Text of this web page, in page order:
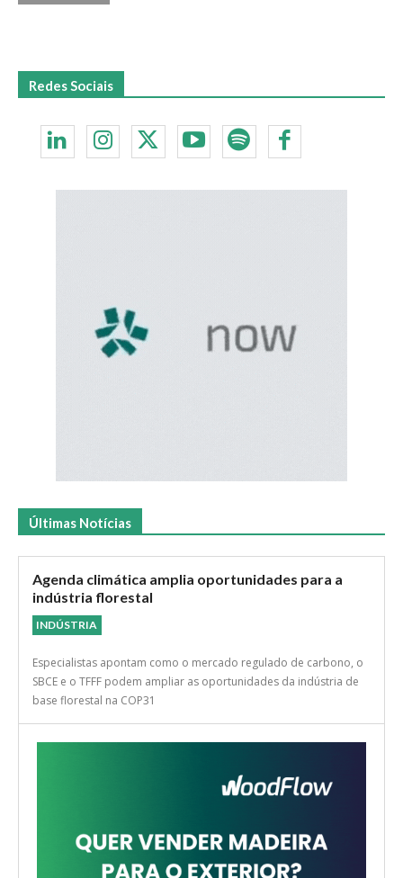
Redes Sociais
Agenda climática amplia oportunidades para a
INDÚSTRIA
Especialistas apontam como o mercado regulado de carbono, o
SBCE e o TFFF podem ampliar as oportunidades da indústria de
base florestal na COP31